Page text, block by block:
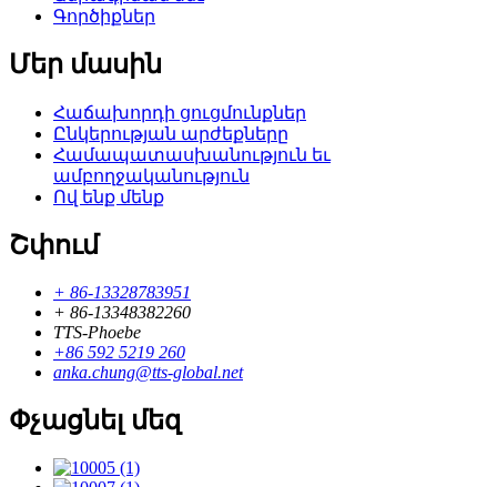
Գործիքներ
Մեր մասին
Հաճախորդի ցուցմունքներ
Ընկերության արժեքները
Համապատասխանություն եւ
ամբողջականություն
Ով ենք մենք
Շփում
+ 86-13328783951
+ 86-13348382260
TTS-Phoebe
+86 592 5219 260
anka.chung@tts-global.net
Փչացնել մեզ